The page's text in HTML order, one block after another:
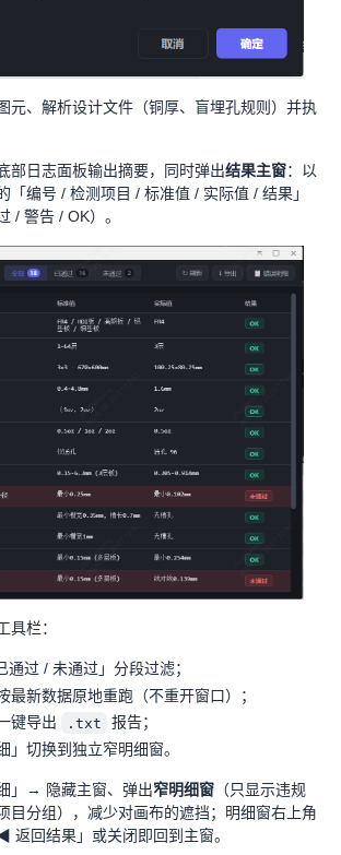
元、解析设计文件（铜厚、盲埋孔规则）并执
部日志面板输出摘要，同时弹出结果主窗：以
「编号 / 检测项目 / 标准值 / 实际值 / 结果」
/ 警告 / OK）。
具栏：
通过 / 未通过」分段过滤；
最新数据原地重跑（不重开窗口）；
键导出
.txt
报告；
」切换到独立窄明细窗。
」→ 隐藏主窗、弹出窄明细窗 （只显示违规
目分组），减少对画布的遮挡；明细窗右上角
返回结果」或关闭即回到主窗。